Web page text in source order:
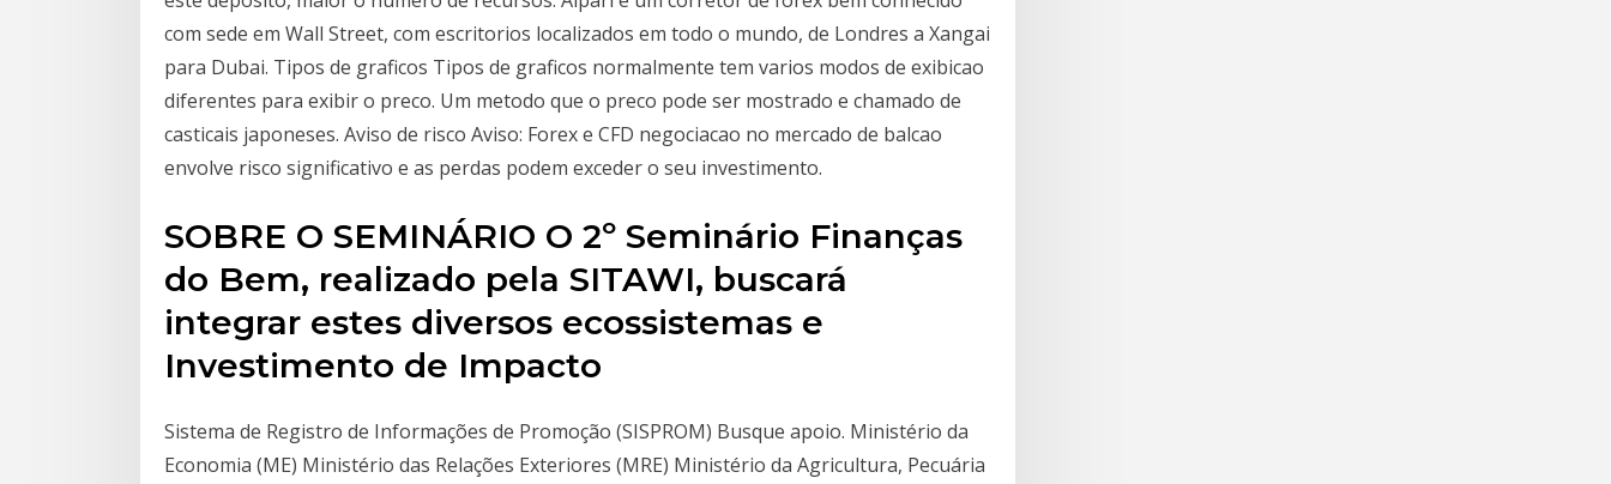
com sede em Wall Street, com escritorios localizados em todo o mundo, de Londres a Xangai
para Dubai. Tipos de graficos Tipos de graficos normalmente tem varios modos de exibicao
diferentes para exibir o preco. Um metodo que o preco pode ser mostrado e chamado de
casticais japoneses. Aviso de risco Aviso: Forex e CFD negociacao no mercado de balcao
envolve risco significativo e as perdas podem exceder o seu investimento.
SOBRE O SEMINÁRIO O 2º Seminário Finanças
do Bem, realizado pela SITAWI, buscará
integrar estes diversos ecossistemas e
Investimento de Impacto
Sistema de Registro de Informações de Promoção (SISPROM) Busque apoio. Ministério da
Economia (ME) Ministério das Relações Exteriores (MRE) Ministério da Agricultura, Pecuária